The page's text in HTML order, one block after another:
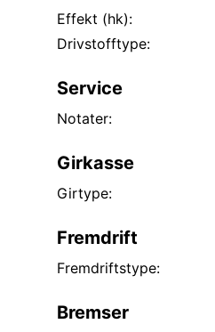
Effekt (hk):
Drivstofftype:
Service
Notater:
Girkasse
Girtype:
Fremdrift
Fremdriftstype:
Bremser